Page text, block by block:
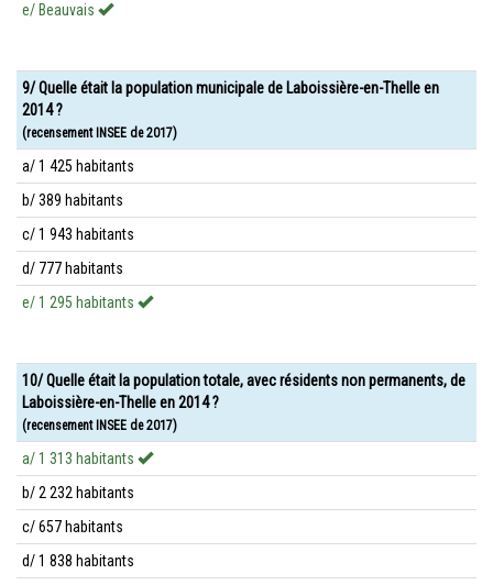
e/ Beauvais
9/ Quelle était la population municipale de Laboissière-en-Thelle en
2014 ?
(recensement INSEE de 2017)
a/ 1 425 habitants
b/ 389 habitants
c/ 1 943 habitants
d/ 777 habitants
e/ 1 295 habitants
10/ Quelle était la population totale, avec résidents non permanents, de
Laboissière-en-Thelle en 2014 ?
(recensement INSEE de 2017)
a/ 1 313 habitants
b/ 2 232 habitants
c/ 657 habitants
d/ 1 838 habitants